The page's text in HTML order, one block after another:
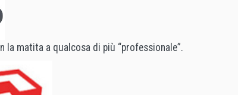
la matita a qualcosa di più “professionale”.